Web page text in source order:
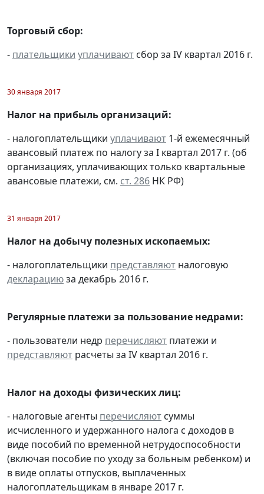
Торговый сбор:
- плательщики уплачивают сбор за IV квартал 2016 г.
30 января 2017
Налог на прибыль организаций:
- налогоплательщики уплачивают 1-й ежемесячный
авансовый платеж по налогу за I квартал 2017 г. (об
организациях, уплачивающих только квартальные
авансовые платежи, см. ст. 286 НК РФ)
31 января 2017
Налог на добычу полезных ископаемых:
- налогоплательщики представляют налоговую
декларациюза декабрь 2016 г.
Регулярные платежи за пользование недрами:
- пользователи недр перечисляют платежи и
представляют расчеты за IV квартал 2016 г.
Налог на доходы физических лиц:
- налоговые агенты перечисляют суммы
исчисленного и удержанного налога с доходов в
виде пособий по временной нетрудоспособности
(включая пособие по уходу за больным ребенком) и
в виде оплаты отпусков, выплаченных
налогоплательщикам в январе 2017 г.